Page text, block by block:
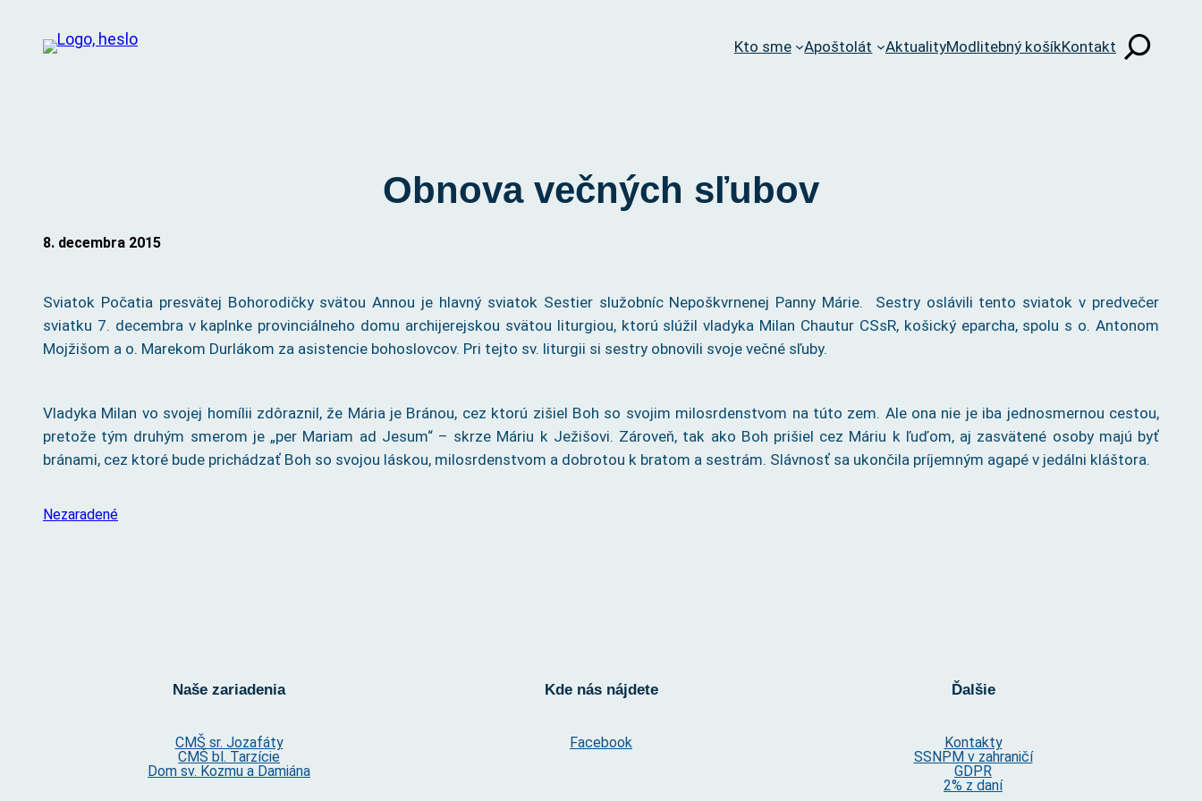
Kto sme Apoštolát AktualityModlitebný košíkKontakt
Obnova večných sľubov
8. decembra 2015
Sviatok Počatia presvätej Bohorodičky svätou Annou je hlavný sviatok Sestier služobníc Nepoškvrnenej Panny Márie. Sestry oslávili tento sviatok v predvečer
sviatku 7. decembra v kaplnke provinciálneho domu archijerejskou svätou liturgiou, ktorú slúžil vladyka Milan Chautur CSsR, košický eparcha, spolu s o. Antonom
Mojžišom a o. Marekom Durlákom za asistencie bohoslovcov. Pri tejto sv. liturgii si sestry obnovili svoje večné sľuby.
Vladyka Milan vo svojej homílii zdôraznil, že Mária je Bránou, cez ktorú zišiel Boh so svojim milosrdenstvom na túto zem. Ale ona nie je iba jednosmernou cestou,
pretože tým druhým smerom je „per Mariam ad Jesum“ – skrze Máriu k Ježišovi. Zároveň, tak ako Boh prišiel cez Máriu k ľuďom, aj zasvätené osoby majú byť
bránami, cez ktoré bude prichádzať Boh so svojou láskou, milosrdenstvom a dobrotou k bratom a sestrám. Slávnosť sa ukončila príjemným agapé v jedálni kláštora.
Nezaradené
Naše zariadenia
CMŠ sr. Jozafáty
CMŠ bl. Tarzície
Dom sv. Kozmu a Damiána
Kde nás nájdete
Facebook
Ďalšie
Kontakty
SSNPM v zahraničí
GDPR
2% z daní